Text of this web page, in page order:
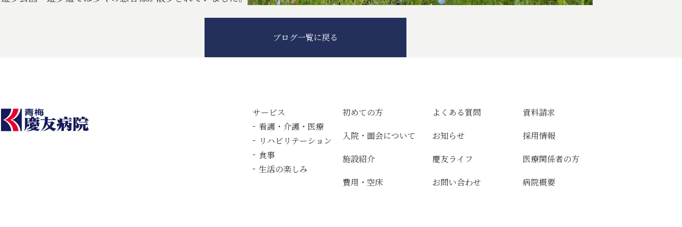
ブログ一覧に戻る
サービス
看護・介護・医療
リハビリテーション
食事
生活の楽しみ
初めての方
入院・面会について
施設紹介
費用・空床
よくある質問
お知らせ
慶友ライフ
お問い合わせ
資料請求
採用情報
医療関係者の方
病院概要